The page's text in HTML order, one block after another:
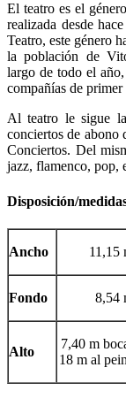
El teatro es el
realizada desde
Teatro, este género
la población de
largo de todo el
compañías de
Al teatro le sigue
conciertos de abono
Conciertos. Del
jazz, flamenco, pop,
Disposición/
Ancho 11,15
Fondo 8,54
Alto
7,40 m
18 m al